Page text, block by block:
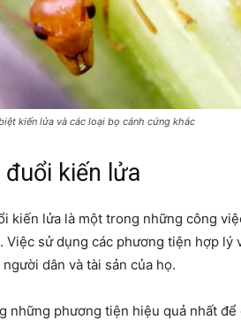
kiến lửa và các loại bọ cánh cứng khác
đuổi kiến lửa
kiến lửa là một trong những công
Việc sử dụng các phương tiện hợp lý
dân và tài sản của họ.
những phương tiện hiệu quả nhất